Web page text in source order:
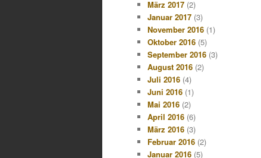
März 2017 (2)
Januar 2017 (3)
November 2016 (1)
Oktober 2016 (5)
September 2016 (3)
August 2016 (2)
Juli 2016 (4)
Juni 2016 (1)
Mai 2016 (2)
April 2016 (6)
März 2016 (3)
Februar 2016 (2)
Januar 2016 (5)